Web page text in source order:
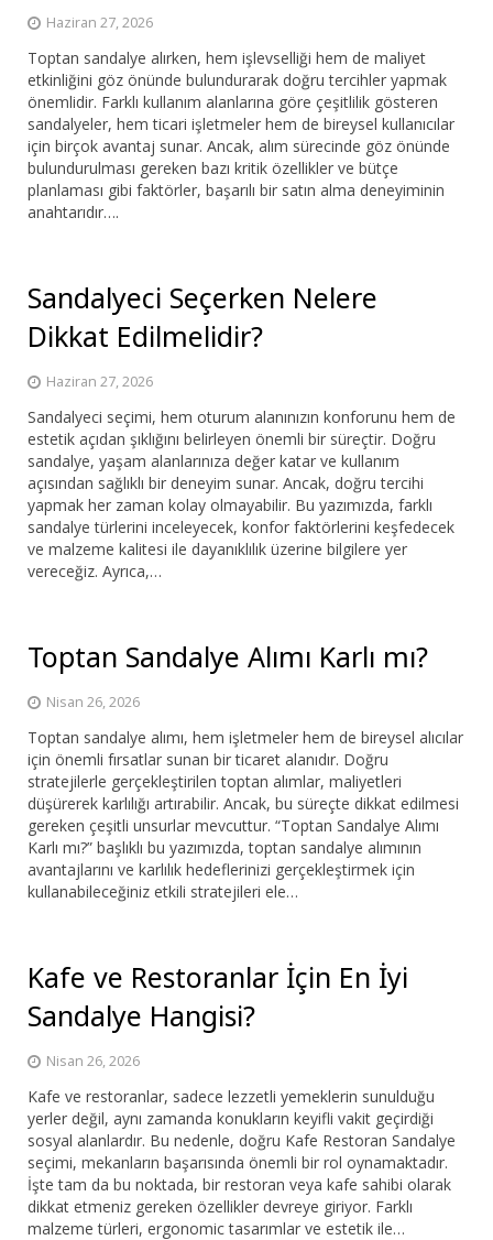
Haziran 27, 2026
Toptan sandalye alırken, hem işlevselliği hem de maliyet
etkinliğini göz önünde bulundurarak doğru tercihler yapmak
önemlidir. Farklı kullanım alanlarına göre çeşitlilik gösteren
sandalyeler, hem ticari işletmeler hem de bireysel kullanıcılar
için birçok avantaj sunar. Ancak, alım sürecinde göz önünde
bulundurulması gereken bazı kritik özellikler ve bütçe
planlaması gibi faktörler, başarılı bir satın alma deneyiminin
anahtarıdır….
Sandalyeci Seçerken Nelere
Dikkat Edilmelidir?
Haziran 27, 2026
Sandalyeci seçimi, hem oturum alanınızın konforunu hem de
estetik açıdan şıklığını belirleyen önemli bir süreçtir. Doğru
sandalye, yaşam alanlarınıza değer katar ve kullanım
açısından sağlıklı bir deneyim sunar. Ancak, doğru tercihi
yapmak her zaman kolay olmayabilir. Bu yazımızda, farklı
sandalye türlerini inceleyecek, konfor faktörlerini keşfedecek
ve malzeme kalitesi ile dayanıklılık üzerine bilgilere yer
vereceğiz. Ayrıca,…
Toptan Sandalye Alımı Karlı mı?
Nisan 26, 2026
Toptan sandalye alımı, hem işletmeler hem de bireysel alıcılar
için önemli fırsatlar sunan bir ticaret alanıdır. Doğru
stratejilerle gerçekleştirilen toptan alımlar, maliyetleri
düşürerek karlılığı artırabilir. Ancak, bu süreçte dikkat edilmesi
gereken çeşitli unsurlar mevcuttur. “Toptan Sandalye Alımı
Karlı mı?” başlıklı bu yazımızda, toptan sandalye alımının
avantajlarını ve karlılık hedeflerinizi gerçekleştirmek için
kullanabileceğiniz etkili stratejileri ele…
Kafe ve Restoranlar İçin En İyi
Sandalye Hangisi?
Nisan 26, 2026
Kafe ve restoranlar, sadece lezzetli yemeklerin sunulduğu
yerler değil, aynı zamanda konukların keyifli vakit geçirdiği
sosyal alanlardır. Bu nedenle, doğru Kafe Restoran Sandalye
seçimi, mekanların başarısında önemli bir rol oynamaktadır.
İşte tam da bu noktada, bir restoran veya kafe sahibi olarak
dikkat etmeniz gereken özellikler devreye giriyor. Farklı
malzeme türleri, ergonomic tasarımlar ve estetik ile…